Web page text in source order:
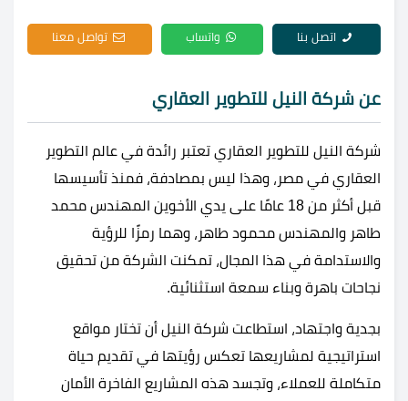
اتصل بنا واتساب تواصل معنا
عن شركة النيل للتطوير العقاري
شركة النيل للتطوير العقاري تعتبر رائدة في عالم التطوير
العقاري في مصر، وهذا ليس بمصادفة، فمنذ تأسيسها
قبل أكثر من 18 عامًا على يدي الأخوين المهندس محمد
طاهر والمهندس محمود طاهر، وهما رمزًا للرؤية
والاستدامة في هذا المجال، تمكنت الشركة من تحقيق
نجاحات باهرة وبناء سمعة استثنائية.
بجدية واجتهاد، استطاعت شركة النيل أن تختار مواقع
استراتيجية لمشاريعها تعكس رؤيتها في تقديم حياة
متكاملة للعملاء، وتجسد هذه المشاريع الفاخرة الأمان